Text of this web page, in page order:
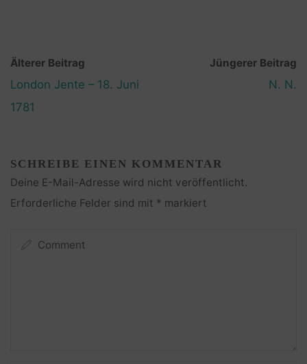
Älterer Beitrag
London Jente – 18. Juni
1781
Jüngerer Beitrag
N. N.
SCHREIBE EINEN KOMMENTAR
Deine E-Mail-Adresse wird nicht veröffentlicht.
Erforderliche Felder sind mit * markiert